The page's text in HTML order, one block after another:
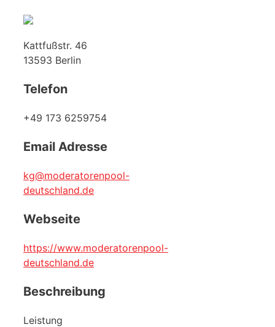
Kattfußstr. 46
13593 Berlin
Telefon
+49 173 6259754
Email Adresse
kg@moderatorenpool-
deutschland.de
Webseite
https://www.moderatorenpool-
deutschland.de
Beschreibung
Leistung